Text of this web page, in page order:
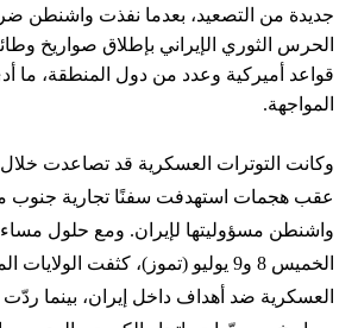
جديدة من التصعيد، بعدما نفذت واشنطن
الحرس الثوري الإيراني بإطلاق صواريخ
قواعد أميركية وعدد من دول المنطقة، ما
المواجهة.
وكانت التوترات العسكرية قد تصاعدت خلال
عقب هجمات استهدفت سفنًا تجارية
واشنطن مسؤوليتها لإيران. ومع حلول مساء
الخميس 8 و9 يوليو (تموز)، كثفت
العسكرية ضد أهداف داخل إيران، بينما